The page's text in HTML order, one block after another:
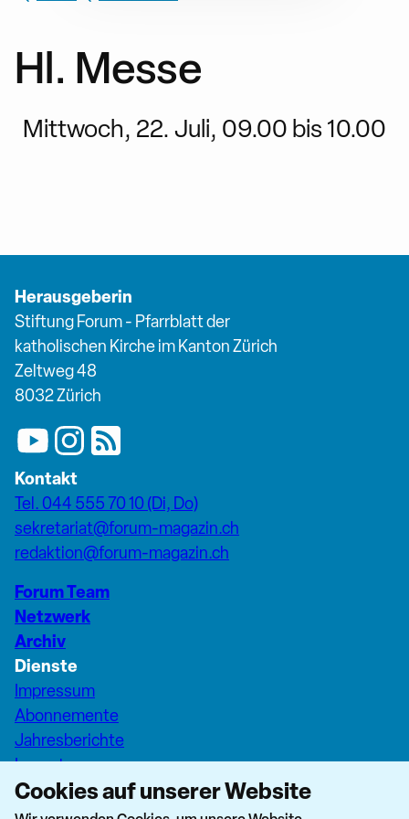
Hl. Messe
Mittwoch, 22. Juli, 09.00 bis 10.00
Herausgeberin
Stiftung Forum - Pfarrblatt der
katholischen Kirche im Kanton Zürich
Zeltweg 48
8032 Zürich
Kontakt
Tel. 044 555 70 10 (Di, Do)
sekretariat@forum-magazin.ch
redaktion@forum-magazin.ch
Forum Team
Netzwerk
Archiv
Dienste
Impressum
Abonnemente
Jahresberichte
Inserate
Pfarreiseiten Stadt Zürich
Dashboard Forum+
Cookies auf unserer Website